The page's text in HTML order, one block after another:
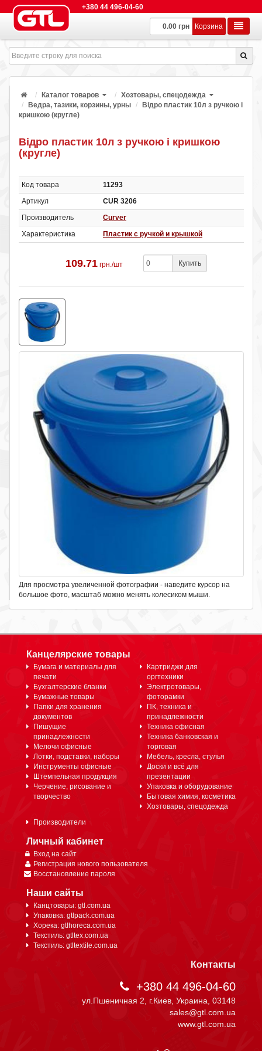
+380 44 496-04-60
0.00 грн Корзина
Каталог товаров
Хозтовары, спецодежда
Ведра, тазики, корзины, урны
Відро пластик 10л з ручкою і
кришкою (кругле)
Відро пластик 10л з ручкою і кришкою
(кругле)
Код товара
11293
Артикул
CUR 3206
Производитель
Curver
Характеристика
Пластик с ручкой и крышкой
109.71 грн./шт Купить
Для просмотра увеличенной фотографии - наведите курсор на
большое фото, масштаб можно менять колесиком мыши.
Канцелярские товары
Бумага и материалы для
печати
Бухгалтерские бланки
Бумажные товары
Папки для хранения
документов
Пишущие
принадлежности
Мелочи офисные
Лотки, подставки, наборы
Инструменты офисные
Штемпельная продукция
Черчение, рисование и
творчество
Картриджи для
оргтехники
Электротовары,
фоторамки
ПК, техника и
принадлежности
Техника офисная
Техника банковская и
торговая
Мебель, кресла, стулья
Доски и всё для
презентации
Упаковка и оборудование
Бытовая химия, косметика
Хозтовары, спецодежда
Производители
Личный кабинет
Вход на сайт
Регистрация нового пользователя
Восстановление пароля
Наши сайты
Канцтовары: gtl.com.ua
Упаковка: gtlpack.com.ua
Хорека: gtlhoreca.com.ua
Текстиль: gtltex.com.ua
Текстиль: gtltextile.com.ua
Контакты
+380 44 496-04-60
ул.Пшеничная 2, г.Киев, Украина, 03148
sales@gtl.com.ua
www.gtl.com.ua